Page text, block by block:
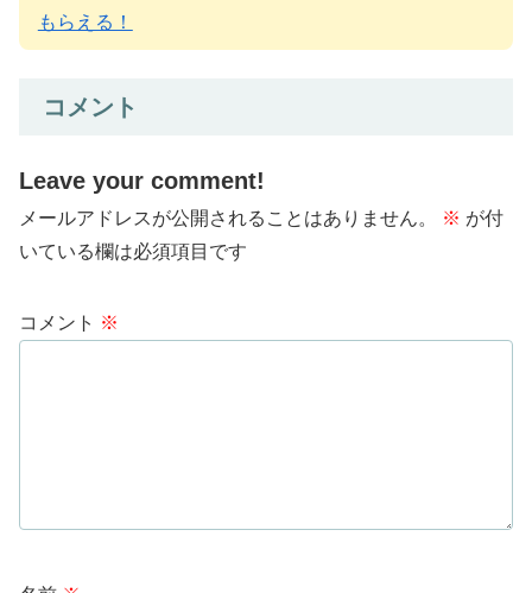
もらえる！
コメント
Leave your comment!
メールアドレスが公開されることはありません。 ※ が付
いている欄は必須項目です
コメント ※